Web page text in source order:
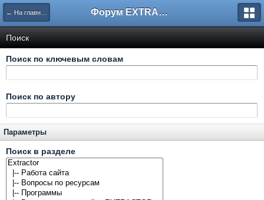
← На главную Форум EXTRACTOR.ru
Поиск
Поиск по ключевым словам
Поиск по автору
Параметры
Поиск в разделе